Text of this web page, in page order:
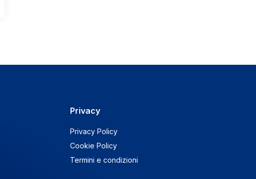
Privacy
Privacy Policy
Cookie Policy
Termini e condizioni